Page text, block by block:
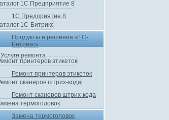
1С Предприятие 8
Продукты и решения «1С-
Битрикс»
Услуги ремонта
Ремонт принтеров этикеток
Ремонт сканеров штрих-кода
Замена термоголовок